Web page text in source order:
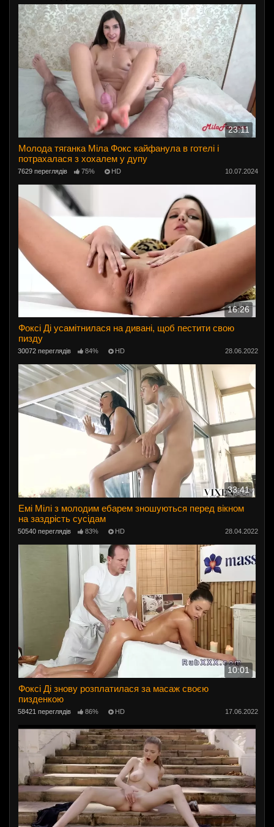
23:11
Молода тяганка Міла Фокс кайфанула в готелі і
потрахалася з хохалем у дупу
7629 переглядів 75% HD 10.07.2024
16:26
Фоксі Ді усамітнилася на дивані, щоб пестити свою
пизду
30072 переглядів 84% HD 28.06.2022
33:41
Емі Мілі з молодим ебарем зношуються перед вікном
на заздрість сусідам
50540 переглядів 83% HD 28.04.2022
10:01
Фоксі Ді знову розплатилася за масаж своєю
пизденкою
58421 переглядів 86% HD 17.06.2022